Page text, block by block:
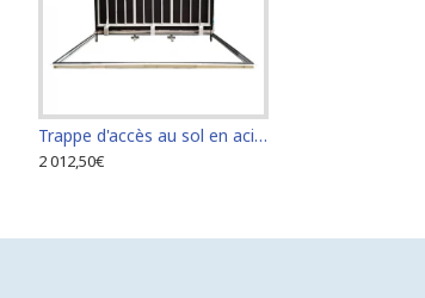
Trappe d'accès au sol en acier inoxydable de dimensions 70 cm x 150 cm "H"
2 012,50€
1 748,00€